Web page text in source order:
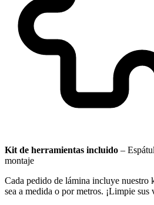
Kit de herramientas incluido –
montaje
Cada pedido de lámina incluye nuestro
sea a medida o por metros. ¡Limpie sus